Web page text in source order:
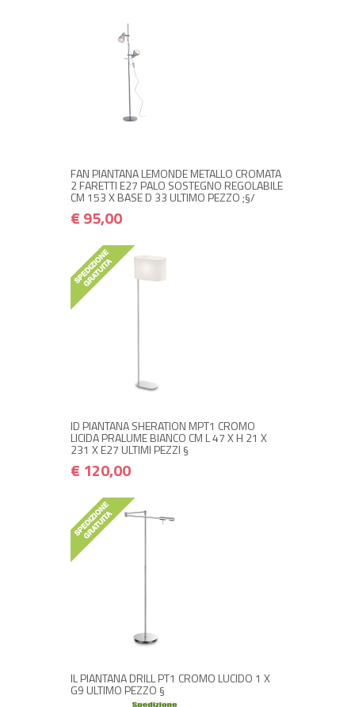
FAN PIANTANA LEMONDE METALLO CROMATA
2 FARETTI E27 PALO SOSTEGNO REGOLABILE
CM 153 X BASE D 33 ULTIMO PEZZO ;§/
€ 95,00
ID PIANTANA SHERATION MPT1 CROMO
LICIDA PRALUME BIANCO CM L 47 X H 21 X
231 X E27 ULTIMI PEZZI §
€ 120,00
IL PIANTANA DRILL PT1 CROMO LUCIDO 1 X
G9 ULTIMO PEZZO §